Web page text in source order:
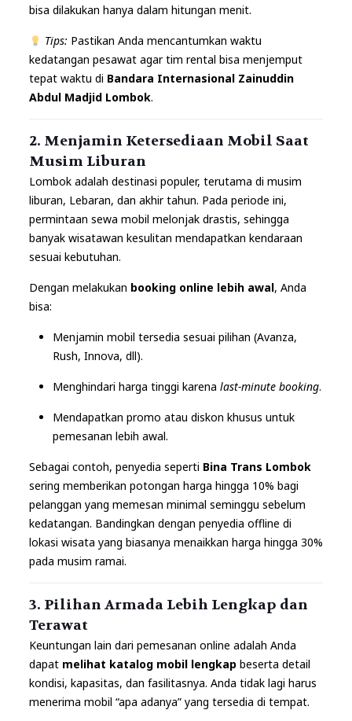
bisa dilakukan hanya dalam hitungan menit.
Tips: Pastikan Anda mencantumkan waktu
kedatangan pesawat agar tim rental bisa menjemput
tepat waktu di Bandara Internasional Zainuddin
Abdul Madjid Lombok.
2. Menjamin Ketersediaan Mobil Saat
Musim Liburan
Lombok adalah destinasi populer, terutama di musim
liburan, Lebaran, dan akhir tahun. Pada periode ini,
permintaan sewa mobil melonjak drastis, sehingga
banyak wisatawan kesulitan mendapatkan kendaraan
sesuai kebutuhan.
Dengan melakukan booking online lebih awal, Anda
bisa:
Menjamin mobil tersedia sesuai pilihan (Avanza,
Rush, Innova, dll).
Menghindari harga tinggi karena last-minute booking.
Mendapatkan promo atau diskon khusus untuk
pemesanan lebih awal.
Sebagai contoh, penyedia seperti Bina Trans Lombok
sering memberikan potongan harga hingga 10% bagi
pelanggan yang memesan minimal seminggu sebelum
kedatangan. Bandingkan dengan penyedia offline di
lokasi wisata yang biasanya menaikkan harga hingga 30%
pada musim ramai.
3. Pilihan Armada Lebih Lengkap dan
Terawat
Keuntungan lain dari pemesanan online adalah Anda
dapat melihat katalog mobil lengkapbeserta detail
kondisi, kapasitas, dan fasilitasnya. Anda tidak lagi harus
menerima mobil “apa adanya” yang tersedia di tempat.